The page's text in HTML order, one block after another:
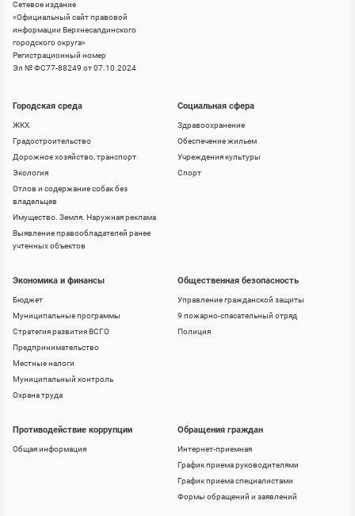
Сетевое издание
«Официальный сайт правовой
информации Верхнесалдинского
городского округа»
Регистрационный номер
Эл № ФС77-88249 от 07.10.2024
Городская среда
ЖКХ
Градостроительство
Дорожное хозяйство, транспорт
Экология
Отлов и содержание собак без
владельцев
Имущество. Земля. Наружная реклама
Выявление правообладателей ранее
учтенных объектов
Социальная сфера
Здравоохранение
Обеспечение жильем
Учреждения культуры
Спорт
Экономика и финансы
Бюджет
Муниципальные программы
Стратегия развития ВСГО
Предпринимательство
Местные налоги
Муниципальный контроль
Охрана труда
Общественная безопасность
Управление гражданской защиты
9 пожарно-спасательный отряд
Полиция
Противодействие коррупции
Общая информация
Обращения граждан
Интернет-приемная
График приема руководителями
График приема специалистами
Формы обращений и заявлений